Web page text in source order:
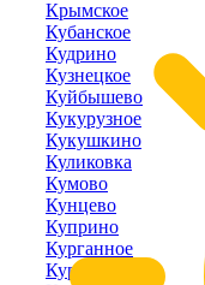
Крымское
Кубанское
Кудрино
Кузнецкое
Куйбышево
Кукурузное
Кукушкино
Куликовка
Кумово
Кунцево
Куприно
Курганное
Курортное